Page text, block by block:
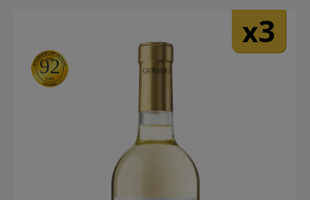
92
x3